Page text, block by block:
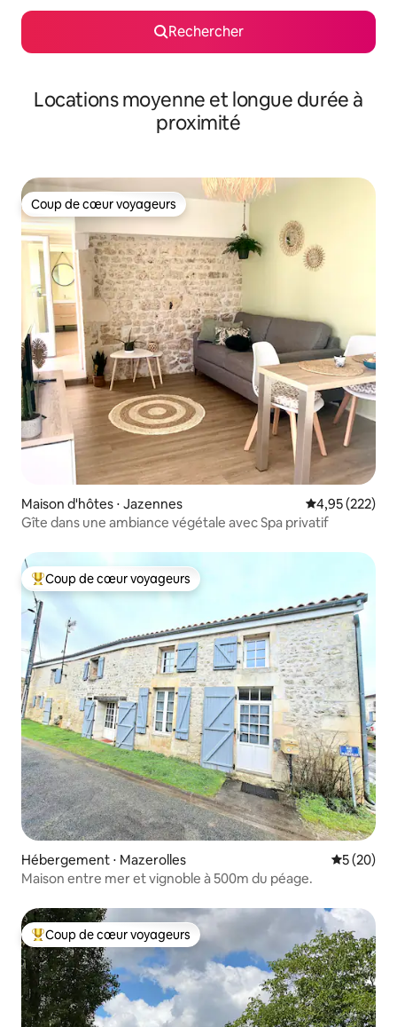
Rechercher
Locations moyenne et longue durée à
proximité
Coup de cœur voyageurs
Coup de cœur voyageurs
Maison d'hôtes ⋅ Jazennes Évaluation
4,95 (222)
Gîte dans une ambiance végétale avec Spa privatif
Coups de cœur voyageurs les plus appréciés
Coup de cœur voyageurs
Hébergement ⋅ Mazerolles
5 (20)
Maison entre mer et vignoble à 500m du péage.
Coups de cœur voyageurs les plus appréciés
Coup de cœur voyageurs